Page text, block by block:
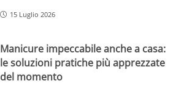
15 Luglio 2026
Manicure impeccabile anche a casa:
le soluzioni pratiche più apprezzate
del momento